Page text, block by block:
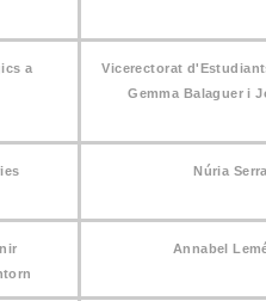
a
Vicerectorat
Gemma Balaguer i
Núria
Annabel